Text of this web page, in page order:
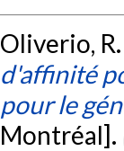
Oliverio,
d'affinité
pour le
Montréal].